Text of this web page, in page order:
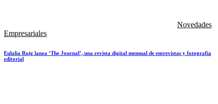
Novedades
Empresariales
Eulalia Roig lanza ‘The Journal’, una revista digital mensual de entrevistas y fotografía
editorial